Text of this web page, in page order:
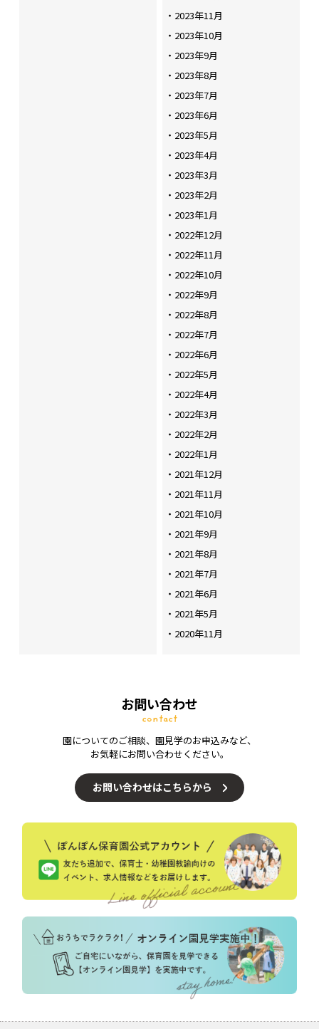
2023年11月
2023年10月
2023年9月
2023年8月
2023年7月
2023年6月
2023年5月
2023年4月
2023年3月
2023年2月
2023年1月
2022年12月
2022年11月
2022年10月
2022年9月
2022年8月
2022年7月
2022年6月
2022年5月
2022年4月
2022年3月
2022年2月
2022年1月
2021年12月
2021年11月
2021年10月
2021年9月
2021年8月
2021年7月
2021年6月
2021年5月
2020年11月
お問い合わせ
contact
園についてのご相談、園見学のお申込みなど、
お気軽にお問い合わせください。
お問い合わせはこちらから